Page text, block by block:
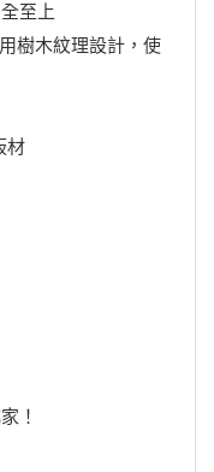
至上
樹木紋理設計，使
材
！